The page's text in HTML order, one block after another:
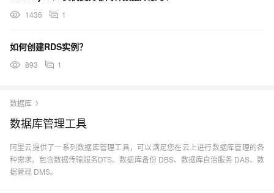
1436 1
如何创建RDS实例？
893 1
数据库
数据库管理工具
阿里云提供了一系列数据库管理工具，可以满足您在云上进行数据库管理的各
种需求。包含数据传输服务DTS、数据库备份 DBS、数据库自治服务 DAS、数
据管理 DMS。